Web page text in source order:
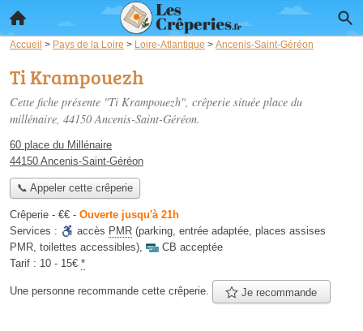
Accueil > Pays de la Loire > Loire-Atlantique > Ancenis-Saint-Géréon
Ti Krampouezh
Cette fiche présente "Ti Krampouezh", crêperie située place du
millénaire, 44150 Ancenis-Saint-Géréon.
60 place du Millénaire
44150 Ancenis-Saint-Géréon
📞 Appeler cette crêperie
Crêperie - €€ - Ouverte jusqu'à 21h
Services :
accès PMR (parking, entrée adaptée, places assises
PMR, toilettes accessibles),
CB acceptée
Tarif : 10 - 15€ *
Une personne recommande cette crêperie. Je recommande